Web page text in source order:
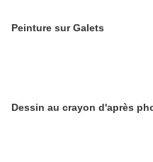
Peinture sur Galets
Dessin au crayon d'après